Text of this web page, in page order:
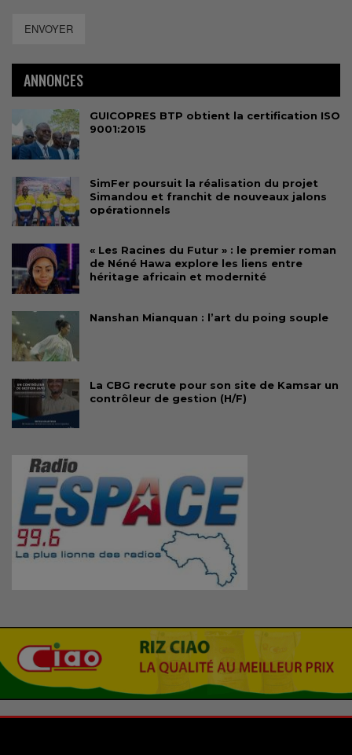
ENVOYER
ANNONCES
GUICOPRES BTP obtient la certification ISO
9001:2015
SimFer poursuit la réalisation du projet
Simandou et franchit de nouveaux jalons
opérationnels
« Les Racines du Futur » : le premier roman
de Néné Hawa explore les liens entre
héritage africain et modernité
Nanshan Mianquan : l’art du poing souple
La CBG recrute pour son site de Kamsar un
contrôleur de gestion (H/F)